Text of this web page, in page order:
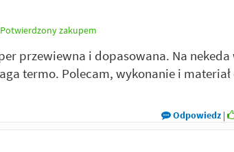
Potwierdzony zakupem
przewiewna i dopasowana. Na nekeda
termo. Polecam, wykonanie i
Odpowiedz|